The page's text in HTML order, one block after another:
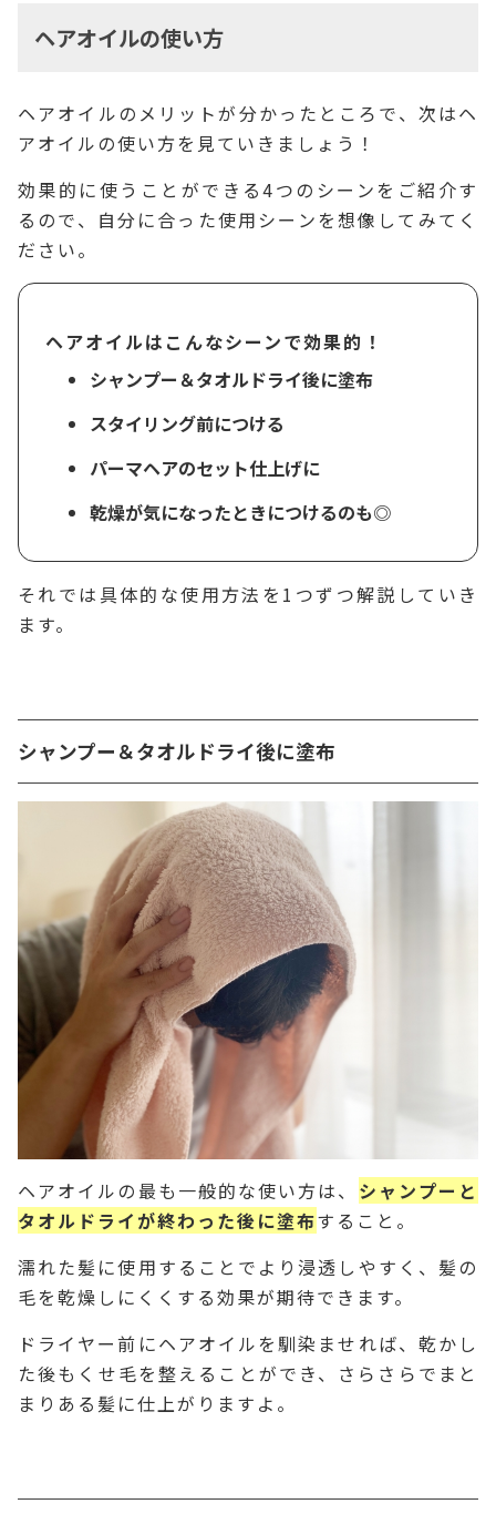
ヘアオイルの使い方
ヘアオイルのメリットが分かったところで、次はヘ
アオイルの使い方を見ていきましょう！
効果的に使うことができる4つのシーンをご紹介す
るので、自分に合った使用シーンを想像してみてく
ださい。
ヘアオイルはこんなシーンで効果的！
シャンプー＆タオルドライ後に塗布
スタイリング前につける
パーマヘアのセット仕上げに
乾燥が気になったときにつけるのも◎
それでは具体的な使用方法を1つずつ解説していき
ます。
シャンプー＆タオルドライ後に塗布
ヘアオイルの最も一般的な使い方は、 シャンプーと
タオルドライが終わった後に塗布すること。
濡れた髪に使用することでより浸透しやすく、髪の
毛を乾燥しにくくする効果が期待できます。
ドライヤー前にヘアオイルを馴染ませれば、乾かし
た後もくせ毛を整えることができ、さらさらでまと
まりある髪に仕上がりますよ。